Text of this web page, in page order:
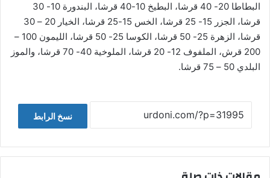
البطاطا 20- 40 قرشا، البطيخ 10-40 قرشا، البندورة 10- 30
قرشا، الجزر 15- 25 قرشا، الخس 15-25 قرشا، الخيار 20 – 30
قرشا، الزهرة 25- 50 قرشا، الكوسا 25- 50 قرشا، الليمون 100 –
200 قرش، الملفوف 12- 20 قرشا، الملوخية 40- 70 قرشا، والموز
البلدي 50 – 75 قرشا.
نسخ الرابط